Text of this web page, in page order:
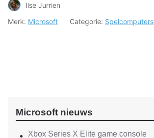
Ilse Jurrien
Merk: Microsoft Categorie: Spelcomputers
Microsoft nieuws
Xbox Series X Elite game console